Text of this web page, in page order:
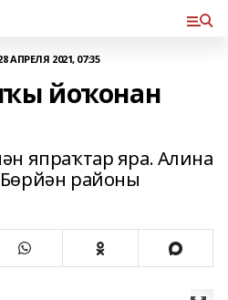
АПРЕЛЯ 2021, 07:35
йоҡонан
япраҡтар яра. Алина
районы